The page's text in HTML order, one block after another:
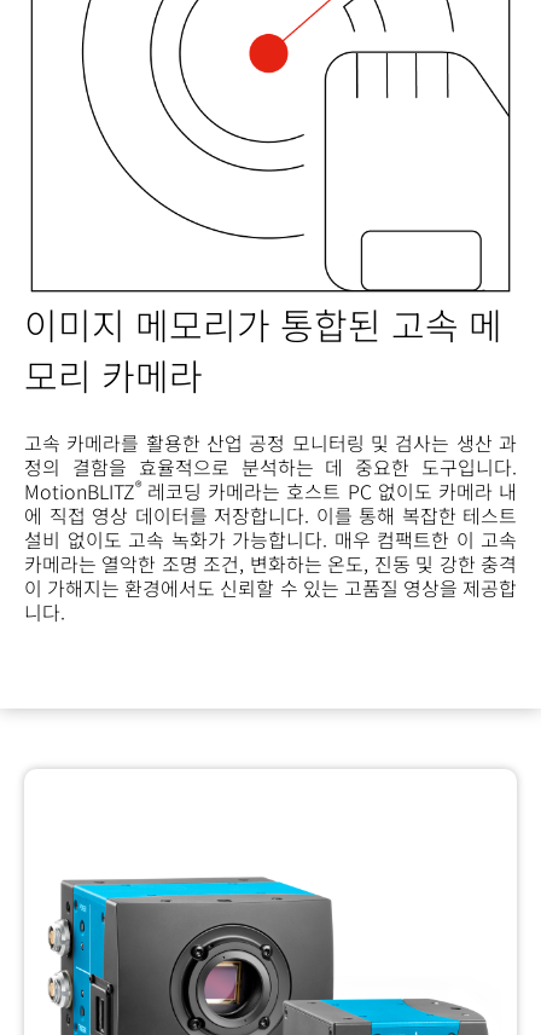
이미지 메모리가 통합된 고속 메
모리 카메라
고속 카메라를 활용한 산업 공정 모니터링 및 검사는 생산 과
정의 결함을 효율적으로 분석하는 데 중요한 도구입니다.
MotionBLITZ® 레코딩 카메라는 호스트 PC 없이도 카메라 내
에 직접 영상 데이터를 저장합니다. 이를 통해 복잡한 테스트
설비 없이도 고속 녹화가 가능합니다. 매우 컴팩트한 이 고속
카메라는 열악한 조명 조건, 변화하는 온도, 진동 및 강한 충격
이 가해지는 환경에서도 신뢰할 수 있는 고품질 영상을 제공합
니다.